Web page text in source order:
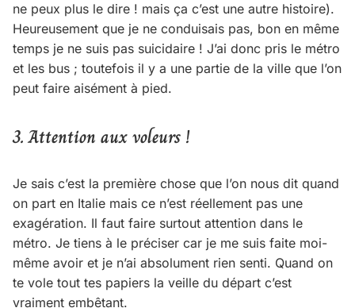
ne peux plus le dire ! mais ça c’est une autre histoire).
Heureusement que je ne conduisais pas, bon en même
temps je ne suis pas suicidaire ! J’ai donc pris le métro
et les bus ; toutefois il y a une partie de la ville que l’on
peut faire aisément à pied.
3. Attention aux voleurs !
Je sais c’est la première chose que l’on nous dit quand
on part en Italie mais ce n’est réellement pas une
exagération. Il faut faire surtout attention dans le
métro. Je tiens à le préciser car je me suis faite moi-
même avoir et je n’ai absolument rien senti. Quand on
te vole tout tes papiers la veille du départ c’est
vraiment embêtant.